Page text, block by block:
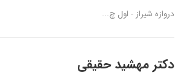
دروازه شیراز - اول چ...
دکتر مهشید حقیقی